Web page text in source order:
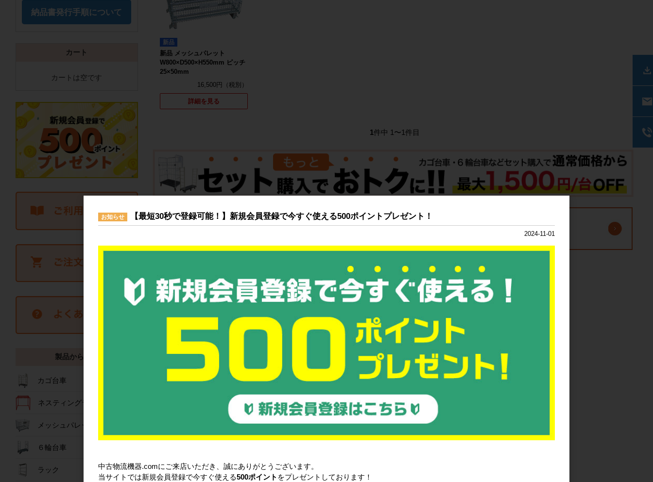
新品
新品 メッシュパレット
W800×D500×H550mm ピッチ
25×50mm
16,500円
詳細を見る
1件中 1〜1件目
注目の特集
おすすめ商品
173,000円
COOL FAN SPOT mini ひえっ
ぴ～™
【隔週セール】パワフル冷風
納品書発行手順について
カート
カートは空です
製品から探す
カゴ台車
ネスティングラック
メッシュパレット
６輪台車
ラック
お知らせ 【最短30秒で登録可能！】新規会員登録で今すぐ使える500ポイントプレゼント！
2024-11-01
中古物流機器.comにご来店いただき、誠にありがとうございます。
当サイトでは新規会員登録で今すぐ使える500ポイント をプレゼントしております！